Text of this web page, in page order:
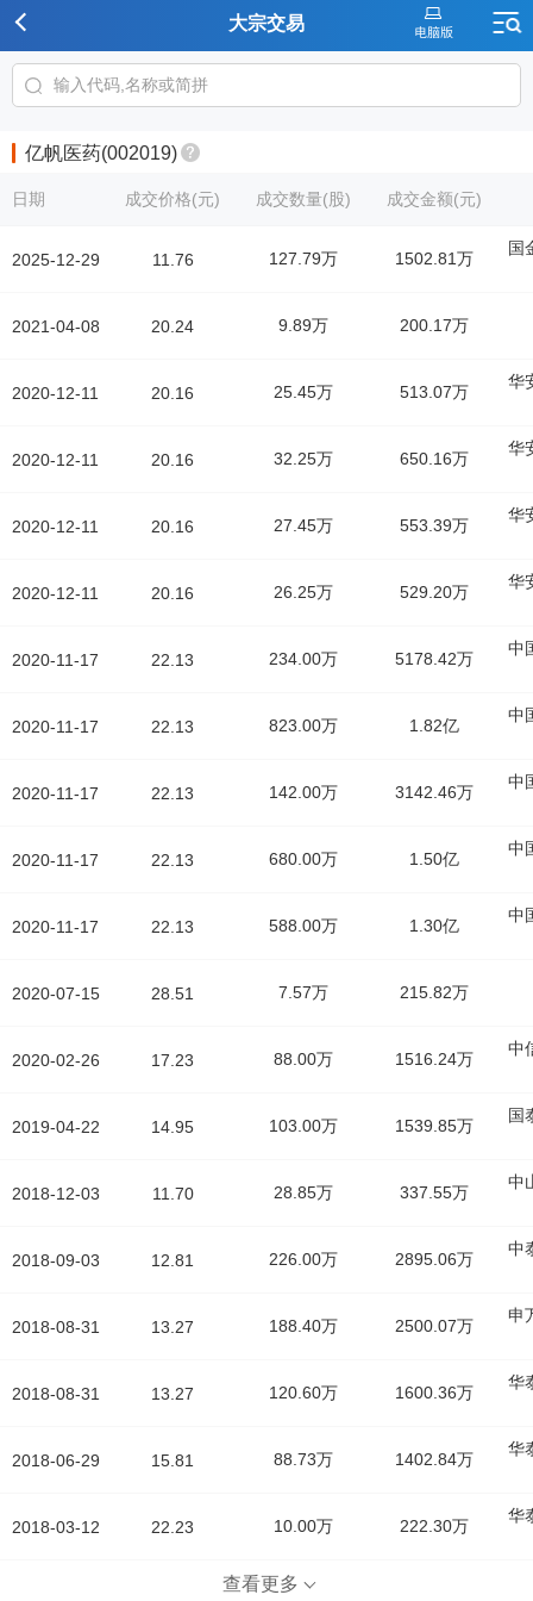
大宗交易
亿帆医药(002019)
日期
2025-12-29
2021-04-08
2020-12-11
2020-12-11
2020-12-11
2020-12-11
2020-11-17
2020-11-17
2020-11-17
2020-11-17
2020-11-17
2020-07-15
2020-02-26
2019-04-22
2018-12-03
2018-09-03
2018-08-31
2018-08-31
2018-06-29
2018-03-12
成交价格(元) 成交数量(股) 成交金额(元)
11.76 127.79万 1502.81万
国
20.24 9.89万 200.17万
20.16 25.45万 513.07万
华
20.16 32.25万 650.16万
华
20.16 27.45万 553.39万
华
20.16 26.25万 529.20万
华
22.13 234.00万 5178.42万
中
22.13 823.00万 1.82亿
中
22.13 142.00万 3142.46万
中
22.13 680.00万 1.50亿
中
22.13 588.00万 1.30亿
中
28.51 7.57万 215.82万
17.23 88.00万 1516.24万
中
14.95 103.00万 1539.85万
国
11.70 28.85万 337.55万
中
12.81 226.00万 2895.06万
中
13.27 188.40万 2500.07万
申
13.27 120.60万 1600.36万
华
15.81 88.73万 1402.84万
华
22.23 10.00万 222.30万
华
查看更多